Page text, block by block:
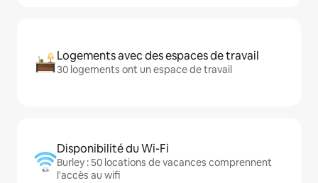
Logements avec des espaces de travail
30 logements ont un espace de travail
Disponibilité du Wi-Fi
Burley : 50 locations de vacances comprennent
l'accès au wifi